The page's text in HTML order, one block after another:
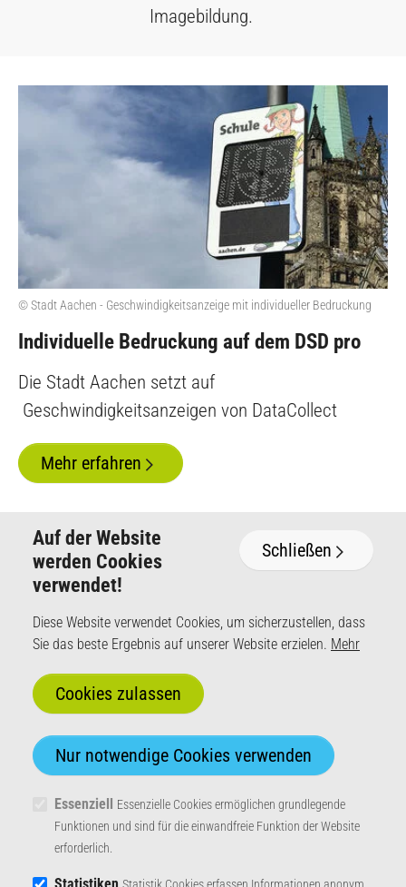
Schließen
Auf der Website
werden Cookies
verwendet!
Diese Website verwendet Cookies, um sicherzustellen, dass
Sie das beste Ergebnis auf unserer Website erzielen. Mehr
Essenziell Essenzielle Cookies ermöglichen grundlegende
Funktionen und sind für die einwandfreie Funktion der Website
erforderlich.
Imagebildung.
© Stadt Aachen - Geschwindigkeitsanzeige mit individueller Bedruckung
Individuelle Bedruckung auf dem DSD pro
Die Stadt Aachen setzt auf
Geschwindigkeitsanzeigen von DataCollect
Mehr erfahren
DataCollect Traffic Systems GmbH
Heinrich-Hertz-Straße 1
Mo - Fr von 8 - 17 Uhr
info@datacollect.com
Distributoren LogIn